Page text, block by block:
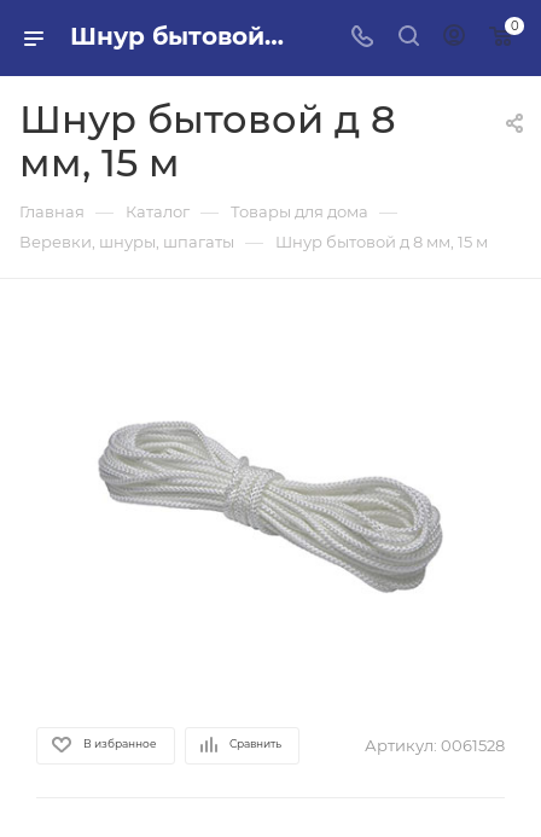
Шнур бытовой д 8 мм, 15 м в ПИЛОН — купить стройматериалы в интернет-магазине ПИЛОН с доставкой оптом и в розницу 0
Шнур бытовой д 8
мм, 15 м
Главная — Каталог — Товары для дома —
Веревки, шнуры, шпагаты — Шнур бытовой д 8 мм, 15 м
В избранное Сравнить Артикул: 0061528